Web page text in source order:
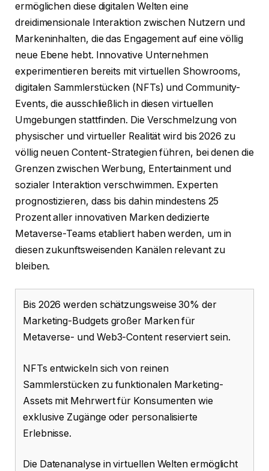
ermöglichen diese digitalen Welten eine
dreidimensionale Interaktion zwischen Nutzern und
Markeninhalten, die das Engagement auf eine völlig
neue Ebene hebt. Innovative Unternehmen
experimentieren bereits mit virtuellen Showrooms,
digitalen Sammlerstücken (NFTs) und Community-
Events, die ausschließlich in diesen virtuellen
Umgebungen stattfinden. Die Verschmelzung von
physischer und virtueller Realität wird bis 2026 zu
völlig neuen Content-Strategien führen, bei denen die
Grenzen zwischen Werbung, Entertainment und
sozialer Interaktion verschwimmen. Experten
prognostizieren, dass bis dahin mindestens 25
Prozent aller innovativen Marken dedizierte
Metaverse-Teams etabliert haben werden, um in
diesen zukunftsweisenden Kanälen relevant zu
bleiben.
Bis 2026 werden schätzungsweise 30% der
Marketing-Budgets großer Marken für
Metaverse- und Web3-Content reserviert sein.
NFTs entwickeln sich von reinen
Sammlerstücken zu funktionalen Marketing-
Assets mit Mehrwert für Konsumenten wie
exklusive Zugänge oder personalisierte
Erlebnisse.
Die Datenanalyse in virtuellen Welten ermöglicht